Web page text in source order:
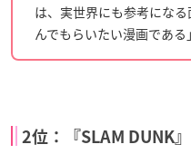
は、実世界にも参考にな
んでもらいたい漫画である
2位：『SLAM DUNK』